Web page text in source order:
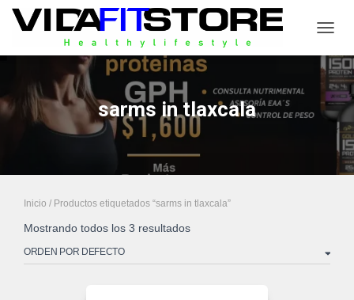
sarms in tlaxcala
Inicio / Productos etiquetados “sarms in tlaxcala”
Mostrando todos los 3 resultados